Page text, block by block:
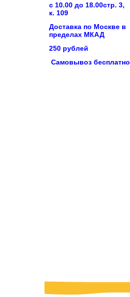
с 10.00 до 18.00стр. 3,
к. 109
Доставка по Москве в
пределах МКАД
250 рублей
Самовывоз бесплатно